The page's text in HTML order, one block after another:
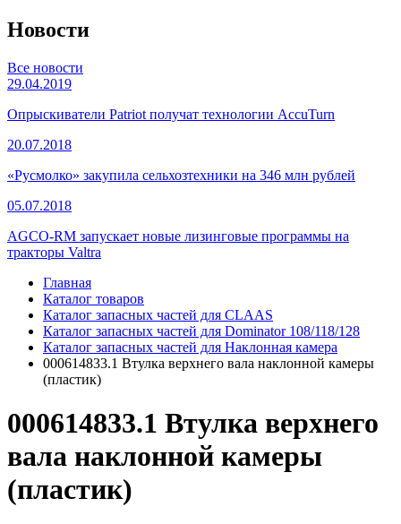
Новости
Все новости
29.04.2019
Опрыскиватели Patriot получат технологии AccuTurn
20.07.2018
«Русмолко» закупила сельхозтехники на 346 млн рублей
05.07.2018
AGCO-RM запускает новые лизинговые программы на
тракторы Valtra
Главная
Каталог товаров
Каталог запасных частей для CLAAS
Каталог запасных частей для Dominator 108/118/128
Каталог запасных частей для Наклонная камера
000614833.1 Втулка верхнего вала наклонной камеры
(пластик)
000614833.1 Втулка верхнего
вала наклонной камеры
(пластик)